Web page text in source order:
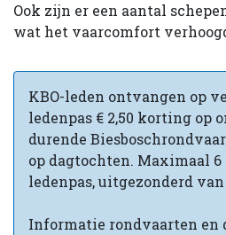
Ook zijn er een aantal
wat het vaarcomfort
KBO-leden ontvangen op
ledenpas € 2,50 korting op
durende
op dagtochten. Maximaal 6
ledenpas, uitgezonderd
Informatie rondvaarten en